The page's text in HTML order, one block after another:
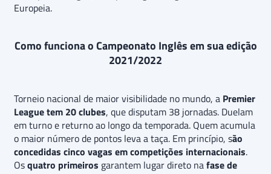
Europeia.
Como funciona o Campeonato Inglês em sua edição
2021/2022
Torneio nacional de maior visibilidade no mundo, a Premier
League tem 20 clubes, que disputam 38 jornadas. Duelam
em turno e returno ao longo da temporada. Quem acumula
o maior número de pontos leva a taça. Em princípio, são
concedidas cinco vagas em competições internacionais.
Osquatro primeiros garantem lugar direto nafase de